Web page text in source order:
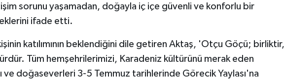
sorunu yaşamadan, doğayla iç içe güvenli ve konforlu bir
ifade etti.
katılımının beklendiğini dile getiren Aktaş, 'Otçu Göçü; birliktir,
Tüm hemşehrilerimizi, Karadeniz kültürünü merak eden
ve doğaseverleri 3-5 Temmuz tarihlerinde Görecik Yaylası'na